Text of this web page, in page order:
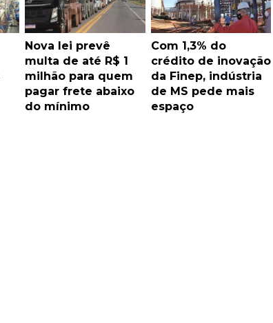
Nova lei prevê
multa de até R$ 1
milhão para quem
pagar frete abaixo
do mínimo
Com 1,3% do
crédito de inovação
da Finep, indústria
de MS pede mais
espaço